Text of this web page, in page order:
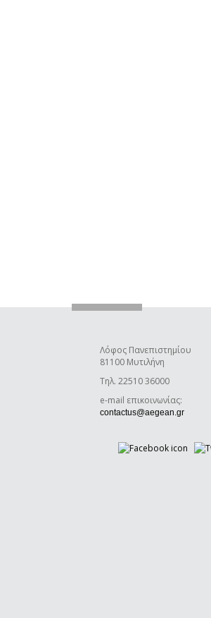
Λόφος Πανεπιστημίου
81100 Μυτιλήνη
Τηλ. 22510 36000
e-mail επικοινωνίας:
contactus@aegean.gr